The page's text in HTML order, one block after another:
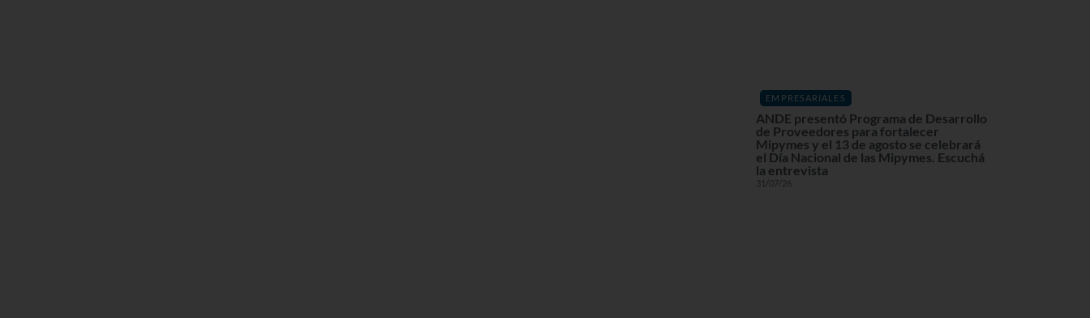
EMPRESARIALES
ANDE presentó Programa de Desarrollo
de Proveedores para fortalecer
Mipymes y el 13 de agosto se celebrará
el Día Nacional de las Mipymes. Escuchá
la entrevista
31/07/26